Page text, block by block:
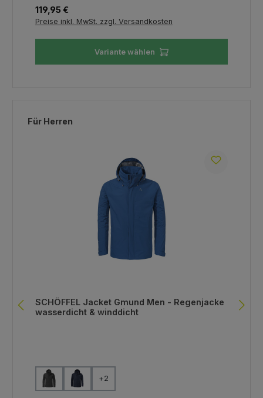
Regulärer Preis:
119,95 €
Preise inkl. MwSt. zzgl. Versandkosten
Variante wählen
Produktgalerie überspringen
Für Herren
SCHÖFFEL Jacket Gmund Men - Regenjacke
wasserdicht & winddicht
Farbe auswählen
+2